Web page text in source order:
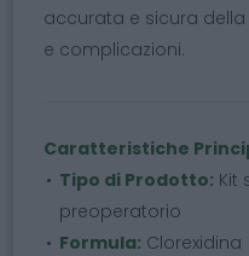
accurata e sicura della
e complicazioni.
Caratteristiche
Tipo di Prodotto: Kit
preoperatorio
Formula: Clorexidina